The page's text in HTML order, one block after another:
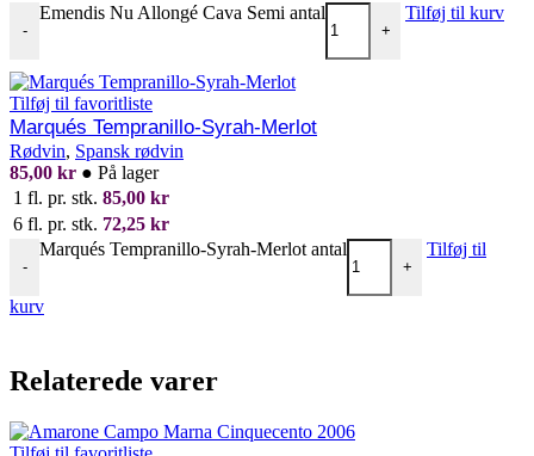
-
Emendis Nu Allongé Cava Semi antal
+
Tilføj til kurv
Tilføj til favoritliste
Marqués Tempranillo-Syrah-Merlot
Rødvin, Spansk rødvin
85,00 kr ● På lager
1 fl. pr. stk. 85,00 kr
6 fl. pr. stk. 72,25 kr
-
Marqués Tempranillo-Syrah-Merlot antal
+
Tilføj til
kurv
Relaterede varer